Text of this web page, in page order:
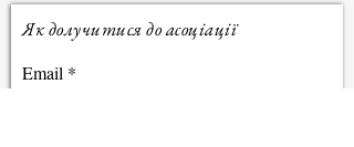
Як долучитися до асоціації
Email